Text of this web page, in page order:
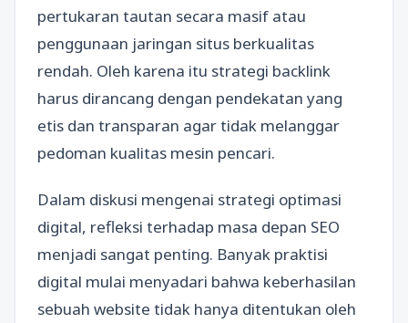
pertukaran tautan secara masif atau
penggunaan jaringan situs berkualitas
rendah. Oleh karena itu strategi backlink
harus dirancang dengan pendekatan yang
etis dan transparan agar tidak melanggar
pedoman kualitas mesin pencari.
Dalam diskusi mengenai strategi optimasi
digital, refleksi terhadap masa depan SEO
menjadi sangat penting. Banyak praktisi
digital mulai menyadari bahwa keberhasilan
sebuah website tidak hanya ditentukan oleh